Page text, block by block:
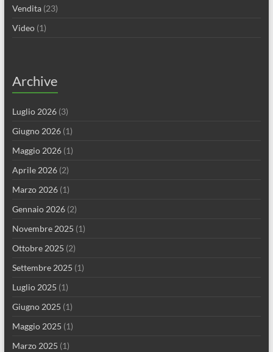
Vendita(23)
Video(1)
Archive
Luglio 2026(3)
Giugno 2026(1)
Maggio 2026(1)
Aprile 2026(2)
Marzo 2026(1)
Gennaio 2026(2)
Novembre 2025 (1)
Ottobre 2025 (2)
Settembre 2025 (1)
Luglio 2025 (1)
Giugno 2025 (1)
Maggio 2025 (1)
Marzo 2025 (1)